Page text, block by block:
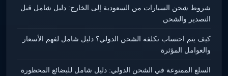
شروط شحن السيارات من السعودية إلى الخارج: دليل شامل قبل
التصدير والشحن
كيف يتم احتساب تكلفة الشحن الدولي؟ دليل شامل لفهم الأسعار
والعوامل المؤثرة
السلع الممنوعة في الشحن الدولي: دليل شامل للبضائع المحظورة